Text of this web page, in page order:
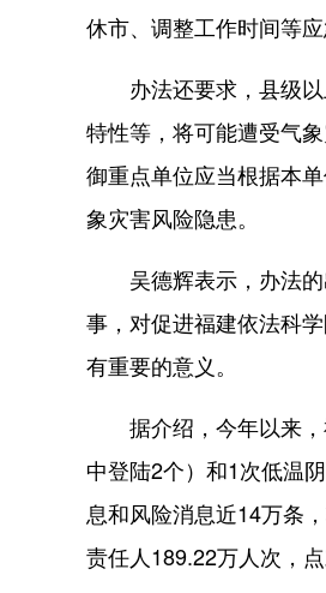
休市、调整工作时间等应
办法还要求，县级以
特性等，将可能遭受气
御重点单位应当根据本
象灾害风险隐患。
吴德辉表示，办法的
事，对促进福建依法科
有重要的意义。
据介绍，今年以来，
中登陆2个）和1次低温
息和风险消息近14万条
责任人189.22万人次，